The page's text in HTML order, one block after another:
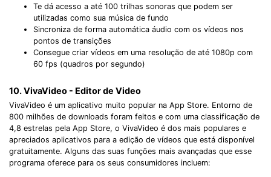
Te dá acesso a até 100 trilhas sonoras que podem ser
utilizadas como sua música de fundo
Sincroniza de forma automática áudio com os vídeos nos
pontos de transições
Consegue criar vídeos em uma resolução de até 1080p com
60 fps (quadros por segundo)
10. VivaVideo - Editor de Video
VivaVideo é um aplicativo muito popular na App Store. Entorno de
800 milhões de downloads foram feitos e com uma classificação de
4,8 estrelas pela App Store, o VivaVideo é dos mais populares e
apreciados aplicativos para a edição de vídeos que está disponível
gratuitamente. Alguns das suas funções mais avançadas que esse
programa oferece para os seus consumidores incluem: